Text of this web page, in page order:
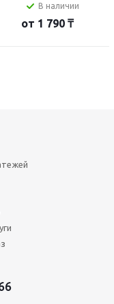
В наличии
от 1 790 ₸